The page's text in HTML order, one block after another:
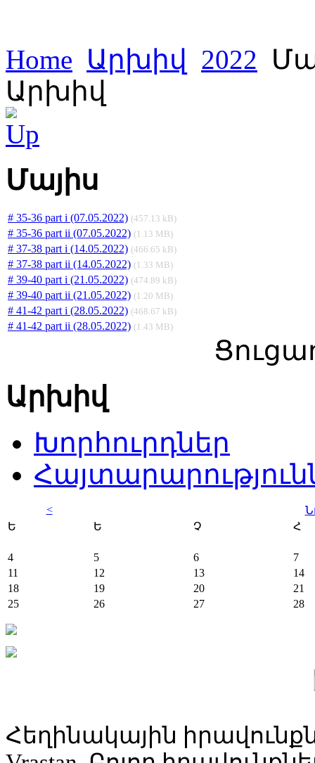
Home Արխիվ 2022
Արխիվ
Մայիս
# 35-36 part i (07.05.2022) (457.13 kB)
# 35-36 part ii (07.05.2022) (1.13 MB)
# 37-38 part i (14.05.2022) (466.65 kB)
# 37-38 part ii (14.05.2022) (1.33 MB)
# 39-40 part i (21.05.2022) (474.89 kB)
# 39-40 part ii (21.05.2022) (1.20 MB)
# 41-42 part i (28.05.2022) (468.67 kB)
# 41-42 part ii (28.05.2022) (1.43 MB)
Արխիվ
Խորհուրդներ
<
Ե
Ե Չ Հ
4 5 6
7
11
12 13
14
18
19 20
21
25
26 27 28
Հեղինակային